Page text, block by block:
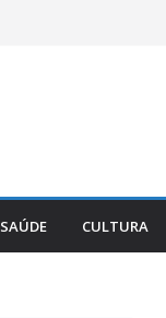
SAÚDE CULTURA